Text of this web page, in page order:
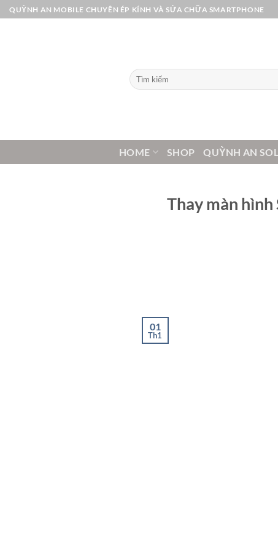
Bỏ
qua
QUỲNH AN MOBILE CHUYÊN ÉP KÍNH VÀ SỬA CHỮA SMARTPHONE
Tìm
kiếm:
HOME SHOP QUỲNH AN
Thay màn hình
01
Th1